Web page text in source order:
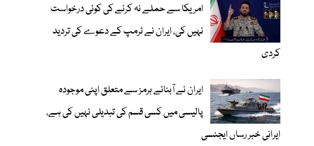
امریکا سے حملے نہ کرنے کی کوئی درخواست
نہیں کی، ایران نے ٹرمپ کے دعوے کی تردید
کردی
ایران نے آبنائے ہرمز سے متعلق اپنی موجودہ
پالیسی میں کسی قسم کی تبدیلی نہیں کی ہے،
ایرانی خبر رساں ایجنسی